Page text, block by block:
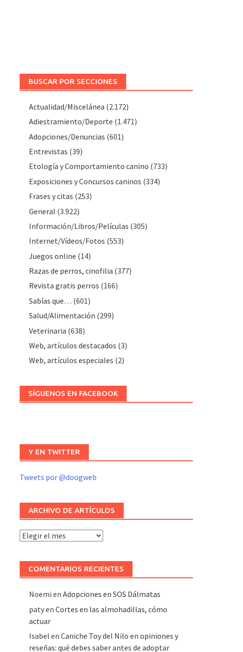
BUSCAR POR SECCIONES
Actualidad/Miscelánea (2.172)
Adiestramiento/Deporte (1.471)
Adopciones/Denuncias (601)
Entrevistas (39)
Etología y Comportamiento canino (733)
Exposiciones y Concursos caninos (334)
Frases y citas (253)
General (3.922)
Información/Libros/Películas (305)
Internet/Vídeos/Fotos (553)
Juegos online (14)
Razas de perros, cinofilia (377)
Revista gratis perros (166)
Sabías que… (601)
Salud/Alimentación (299)
Veterinaria (638)
Web, artículos destacados (3)
Web, artículos especiales (2)
SÍGUENOS EN FACEBOOK
Y EN TWITTER
Tweets por @doogweb
ARCHIVO DE ARTÍCULOS
Archivo
artículos
COMENTARIOS RECIENTES
Noemi en Adopciones en SOS Dálmatas
patyen Cortes en las almohadillas, cómo
actuar
Isabel en Caniche Toy del Nilo en opiniones y
reseñas: qué debes saber antes de adoptar